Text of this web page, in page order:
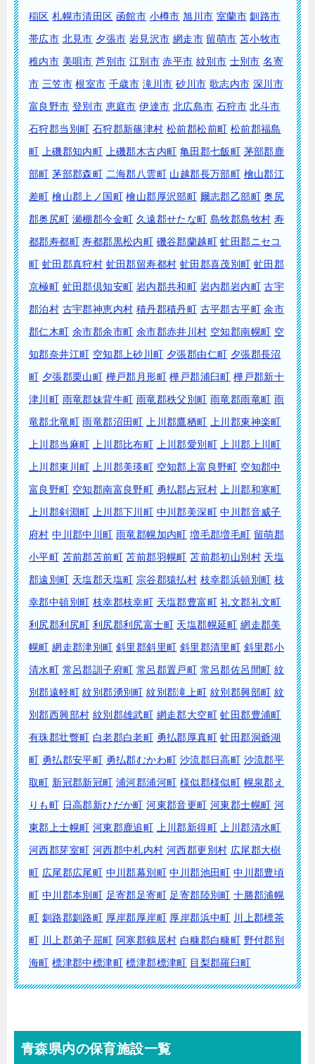
稲区 札幌市清田区 函館市 小樽市 旭川市 室蘭市 釧路市
帯広市 北見市 夕張市 岩見沢市 網走市 留萌市 苫小牧市
稚内市 美唄市 芦別市 江別市 赤平市 紋別市 士別市 名寄
市 三笠市 根室市 千歳市 滝川市 砂川市 歌志内市 深川市
富良野市 登別市 恵庭市 伊達市 北広島市 石狩市 北斗市
石狩郡当別町 石狩郡新篠津村 松前郡松前町 松前郡福島
町
上磯郡知内町 上磯郡木古内町 亀田郡七飯町 茅部郡鹿
部町 茅部郡森町 二海郡八雲町 山越郡長万部町 檜山郡江
差町 檜山郡上ノ国町 檜山郡厚沢部町 爾志郡乙部町 奥尻
郡奥尻町 瀬棚郡今金町 久遠郡せたな町 島牧郡島牧村 寿
都郡寿都町 寿都郡黒松内町 磯谷郡蘭越町 虻田郡ニセコ
町 虻田郡真狩村 虻田郡留寿都村 虻田郡喜茂別町 虻田郡
京極町 虻田郡倶知安町 岩内郡共和町 岩内郡岩内町 古宇
郡泊村 古宇郡神恵内村 積丹郡積丹町 古平郡古平町 余市
郡仁木町 余市郡余市町 余市郡赤井川村 空知郡南幌町 空
知郡奈井江町 空知郡上砂川町 夕張郡由仁町 夕張郡長沼
町 夕張郡栗山町 樺戸郡月形町 樺戸郡浦臼町 樺戸郡新十
津川町 雨竜郡妹背牛町 雨竜郡秩父別町 雨竜郡雨竜町 雨
竜郡北竜町 雨竜郡沼田町 上川郡鷹栖町
上川郡東神楽町
上川郡当麻町
上川郡比布町 上川郡愛別町
上川郡上川町
上川郡東川町
上川郡美瑛町 空知郡上富良野町 空知郡中
富良野町 空知郡南富良野町 勇払郡占冠村
上川郡和寒町
上川郡剣淵町
上川郡下川町 中川郡美深町 中川郡音威子
府村 中川郡中川町 雨竜郡幌加内町 増毛郡増毛町 留萌郡
小平町 苫前郡苫前町 苫前郡羽幌町 苫前郡初山別村 天塩
郡遠別町 天塩郡天塩町 宗谷郡猿払村 枝幸郡浜頓別町 枝
幸郡中頓別町 枝幸郡枝幸町 天塩郡豊富町 礼文郡礼文町
利尻郡利尻町 利尻郡利尻富士町 天塩郡幌延町 網走郡美
幌町 網走郡津別町 斜里郡斜里町 斜里郡清里町 斜里郡小
清水町 常呂郡訓子府町 常呂郡置戸町 常呂郡佐呂間町 紋
別郡遠軽町 紋別郡湧別町 紋別郡滝上町 紋別郡興部町 紋
別郡西興部村 紋別郡雄武町 網走郡大空町 虻田郡豊浦町
有珠郡壮瞥町 白老郡白老町 勇払郡厚真町 虻田郡洞爺湖
町 勇払郡安平町 勇払郡むかわ町 沙流郡日高町 沙流郡平
取町 新冠郡新冠町 浦河郡浦河町 様似郡様似町 幌泉郡え
りも町 日高郡新ひだか町 河東郡音更町 河東郡士幌町 河
東郡上士幌町 河東郡鹿追町 上川郡新得町
上川郡清水町
河西郡芽室町 河西郡中札内村 河西郡更別村 広尾郡大樹
町 広尾郡広尾町 中川郡幕別町 中川郡池田町 中川郡豊頃
町 中川郡本別町 足寄郡足寄町 足寄郡陸別町 十勝郡浦幌
町 釧路郡釧路町 厚岸郡厚岸町 厚岸郡浜中町 川上郡標茶
町 川上郡弟子屈町 阿寒郡鶴居村 白糠郡白糠町 野付郡別
海町 標津郡中標津町 標津郡標津町 目梨郡羅臼町
青森県内の保育施設一覧